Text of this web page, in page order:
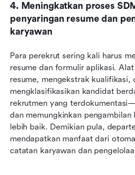
4. Meningkatkan proses
penyaringan resume dan
karyawan
Para perekrut sering kali harus
resume dan formulir aplikasi.
resume, mengekstrak kualifikasi,
mengklasifikasikan kandidat
rekrutmen yang
dan memungkinkan pengambilan
lebih baik. Demikian pula,
mendapatkan manfaat dari
catatan karyawan dan